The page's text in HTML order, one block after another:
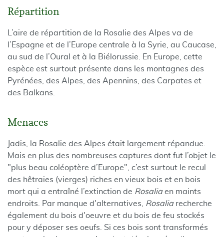
Répartition
L’aire de répartition de la Rosalie des Alpes va de
l’Espagne et de l’Europe centrale à la Syrie, au Caucase,
au sud de l’Oural et à la Biélorussie. En Europe, cette
espèce est surtout présente dans les montagnes des
Pyrénées, des Alpes, des Apennins, des Carpates et
des Balkans.
Menaces
Jadis, la Rosalie des Alpes était largement répandue.
Mais en plus des nombreuses captures dont fut l’objet le
"plus beau coléoptère d’Europe", c’est surtout le recul
des hêtraies (vierges) riches en vieux bois et en bois
mort qui a entraîné l’extinction de Rosaliaen maints
endroits. Par manque d'alternatives, Rosaliarecherche
également du bois d'oeuvre et du bois de feu stockés
pour y déposer ses oeufs. Si ces bois sont transformés